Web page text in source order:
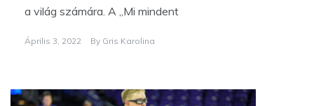
a világ számára. A „Mi mindent
Április 3, 2022 By Gris Karolina